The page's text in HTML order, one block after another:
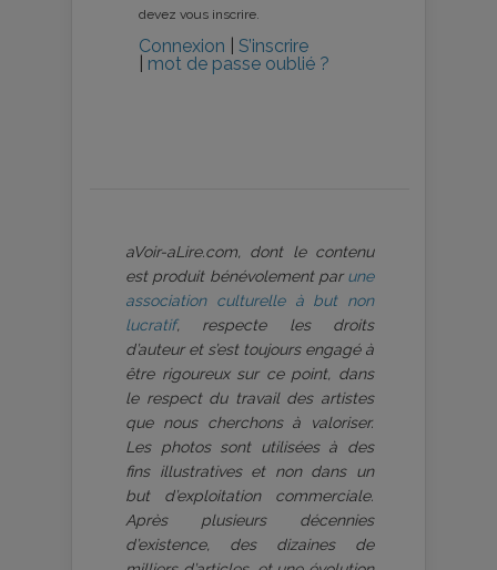
devez vous inscrire.
Connexion
S’inscrire
mot de passe oublié ?
aVoir-aLire.com, dont le contenu
est produit bénévolement par une
association culturelle à but non
lucratif, respecte les droits
d’auteur et s’est toujours engagé à
être rigoureux sur ce point, dans
le respect du travail des artistes
que nous cherchons à valoriser.
Les photos sont utilisées à des
fins illustratives et non dans un
but d’exploitation commerciale.
Après plusieurs décennies
d’existence, des dizaines de